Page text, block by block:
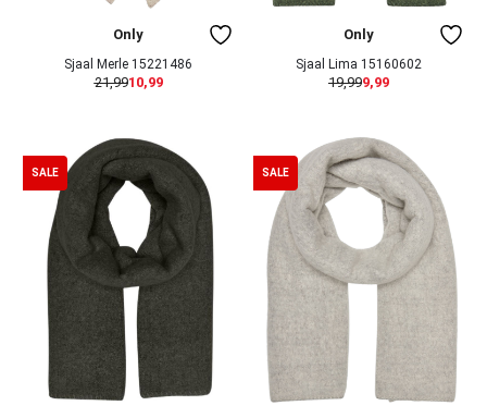
Only
Sjaal Merle 15221486
21,9910,99
Only
Sjaal Lima 15160602
19,999,99
SALE SALE